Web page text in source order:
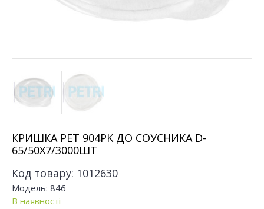
КРИШКА РЕТ 904PK ДО СОУСНИКА D-
65/50Х7/3000ШТ
Код товару: 1012630
Модель: 846
В наявності